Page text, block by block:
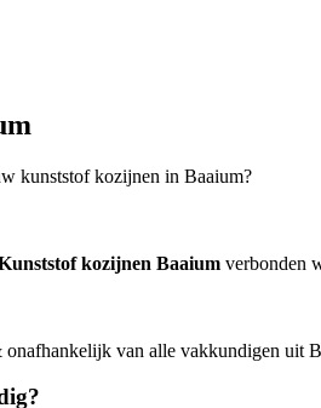
kunststof kozijnen in Baaium?
kozijnen Baaium verbonden
van alle vakkundigen uit